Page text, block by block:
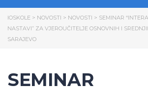
IOSKOLE > NOVOSTI > NOVOSTI > SEMINAR
NASTAVI” ZA VJEROUČITELJE OSNOVNIH I
SARAJEVO
SEMINAR